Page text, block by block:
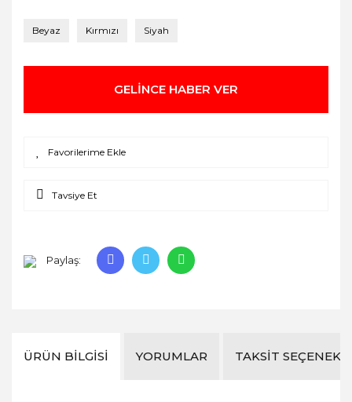
Beyaz Kırmızı Siyah
GELİNCE HABER VER
Tavsiye Et
Paylaş:
ÜRÜN BILGISI YORUMLAR TAKSIT